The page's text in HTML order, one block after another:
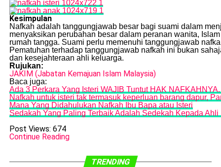
Kesimpulan
Nafkah adalah tanggungjawab besar bagi suami dalam
menyaksikan perubahan besar dalam peranan wanita,
rumah tangga. Suami perlu memenuhi tanggungjawab
Pematuhan terhadap tanggungjawab nafkah ini bukan
dan kesejahteraan ahli keluarga.
Rujukan:
JAKIM (Jabatan Kemajuan Islam Malaysia)
Baca juga:
Ada 3 Perkara Yang Isteri WAJIB Tuntut HAK
Nafkah untuk isteri tak termasuk keperluan barang dapur,
Mana Yang Didahulukan Nafkah Ibu Bapa atau Isteri
Sedakah Yang Paling Terbaik Adalah Sedekah Kepada
Post Views: 674
Continue Reading
TRENDING